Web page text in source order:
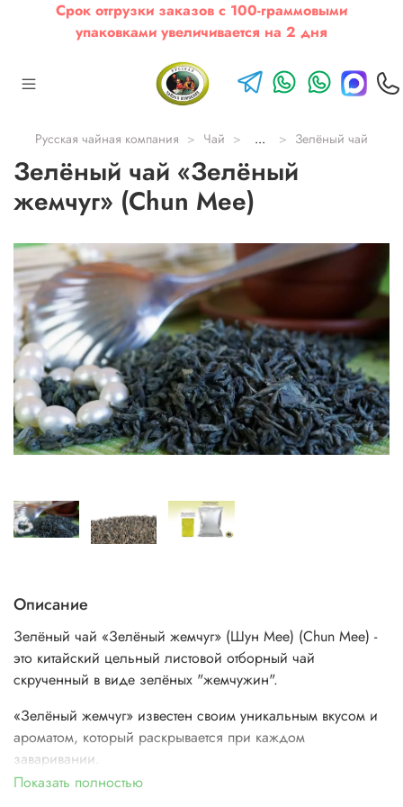
Срок отгрузки заказов с 100-граммовыми
упаковками увеличивается на 2 дня
Русская чайная компания Чай ... Зелёный чай
Зелёный чай «Зелёный
жемчуг» (Chun Mee)
Описание
Зелёный чай «Зелёный жемчуг» (Шун Мее) (Chun Mee) -
это китайский цельный листовой отборный чай
скрученный в виде зелёных "жемчужин".
«Зелёный жемчуг» известен своим уникальным вкусом и
ароматом, который раскрывается при каждом
заваривании.
Показать полностью